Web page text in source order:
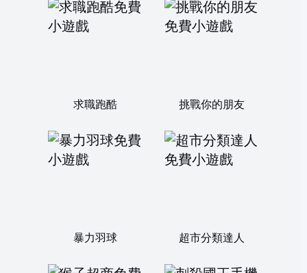
求職跑酷 挑戰你的朋友
暴力羽球 超市分類達人